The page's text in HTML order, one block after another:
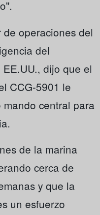
operaciones del
del
dijo que el
CCG-5901 le
central para
de la marina
cerca de
y que la
un esfuerzo